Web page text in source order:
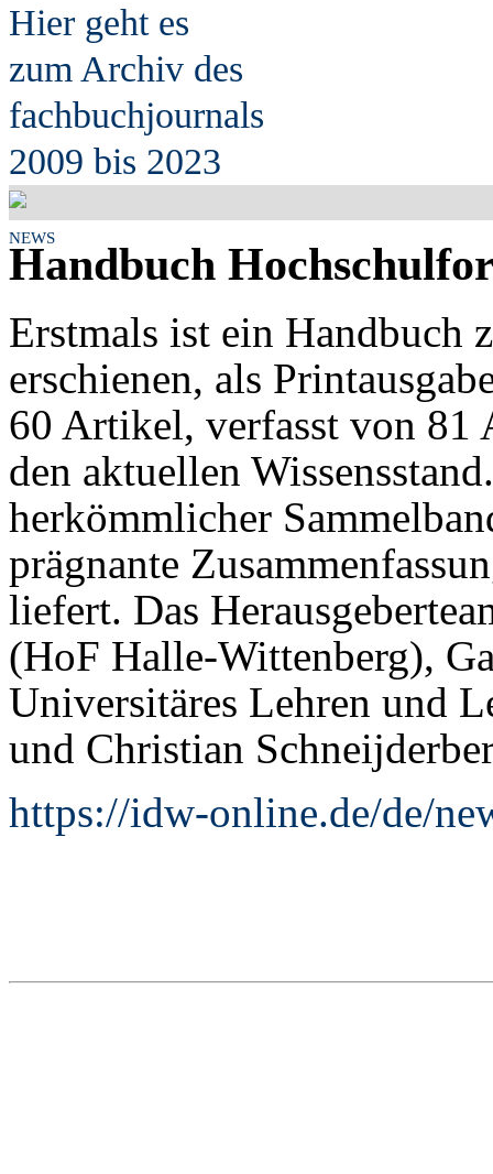
Hier geht es
zum Archiv des
fachbuchjournals
2009 bis 2023
NEWS
Handbuch
Erstmals ist ein Handbuch
erschienen, als
60 Artikel, verfasst von 81
den aktuellen
herkömmlicher
prägnante
liefert. Das
(HoF Halle-Wittenberg),
Universitäres Lehren und
und Christian
https://idw-online.de/de/